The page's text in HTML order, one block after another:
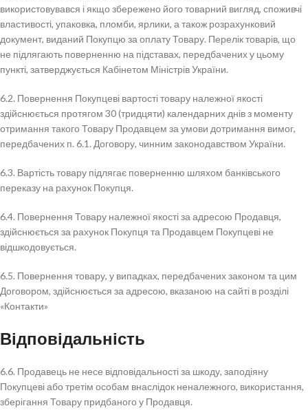
використовувався і якщо збережено його товарний вигляд, споживчі
властивості, упаковка, пломби, ярлики, а також розрахунковий
документ, виданий Покупцю за оплату Товару. Перелік товарів, що
не підлягають поверненню на підставах, передбачених у цьому
пункті, затверджується Кабінетом Міністрів України.
6.2. Повернення Покупцеві вартості товару належної якості
здійснюється протягом 30 (тридцяти) календарних днів з моменту
отримання такого Товару Продавцем за умови дотримання вимог,
передбачених п. 6.1. Договору, чинним законодавством України.
6.3. Вартість товару підлягає поверненню шляхом банківського
переказу на рахунок Покупця.
6.4. Повернення Товару належної якості за адресою Продавця,
здійснюється за рахунок Покупця та Продавцем Покупцеві не
відшкодовується.
6.5. Повернення товару, у випадках, передбачених законом та цим
Договором, здійснюється за адресою, вказаною на сайті в розділі
«Контакти»
Відповідальність
6.6. Продавець не несе відповідальності за шкоду, заподіяну
Покупцеві або третім особам внаслідок неналежного, використання,
зберігання Товару придбаного у Продавця.